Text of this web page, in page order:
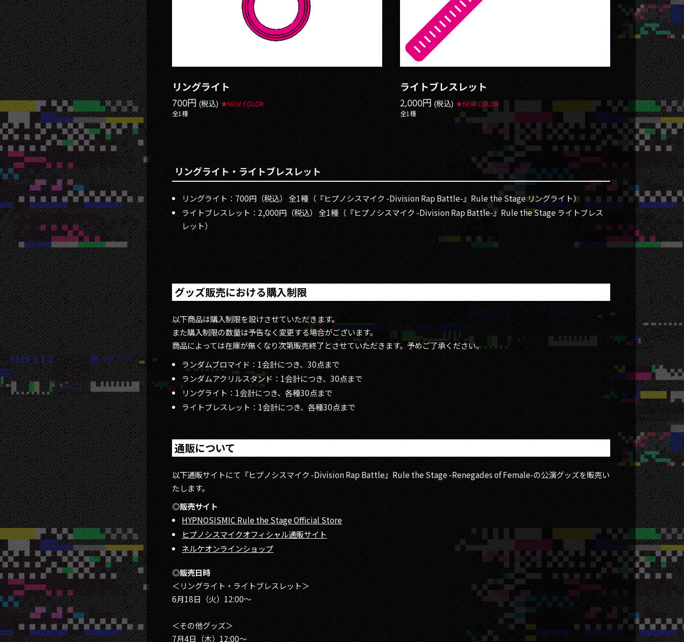
リングライト
700円 (税込) ★NEW COLOR
全1種
ライトブレスレット
2,000円 (税込) ★NEW COLOR
全1種
リングライト・ライトブレスレット
リングライト：700円（税込） 全1種（『ヒプノシスマイク -Division Rap Battle-』Rule the Stage リングライト）
ライトブレスレット：2,000円（税込） 全1種（『ヒプノシスマイク -Division Rap Battle-』Rule the Stage ライトブレス
レット）
グッズ販売における購入制限
以下商品は購入制限を設けさせていただきます。
また購入制限の数量は予告なく変更する場合がございます。
商品によっては在庫が無くなり次第販売終了とさせていただきます。予めご了承ください。
ランダムブロマイド：1会計につき、30点まで
ランダムアクリルスタンド：1会計につき、30点まで
リングライト：1会計につき、各種30点まで
ライトブレスレット：1会計につき、各種30点まで
通販について
以下通販サイトにて『ヒプノシスマイク -Division Rap Battle』Rule the Stage -Renegades of Female-の公演グッズを販売い
たします。
◎販売サイト
HYPNOSISMIC Rule the Stage Official Store
ヒプノシスマイクオフィシャル通販サイト
ネルケオンラインショップ
◎販売日時
＜リングライト・ライトブレスレット＞
6月18日（火）12:00～
＜その他グッズ＞
7月4日（木）12:00～